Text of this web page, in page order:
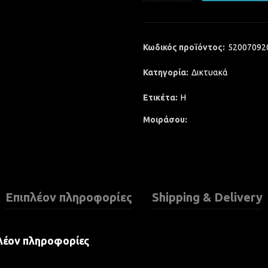
Κωδικός προϊόντος:
Κατηγορία: Δικτυακά
Ετικέτα: H
Μοιράσου
Επιπλέον πληροφορίες Shipping & Delivery
πληροφορίες